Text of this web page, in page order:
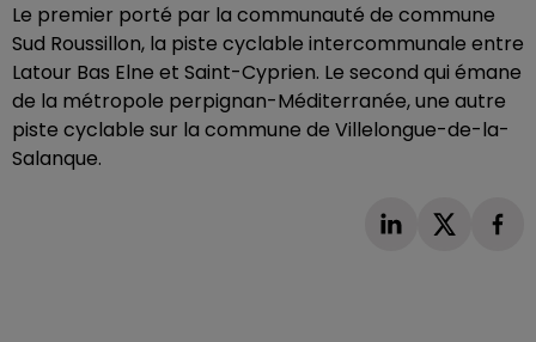
Le premier porté par la communauté de commune
Sud Roussillon, la piste cyclable intercommunale entre
Latour Bas Elne et Saint-Cyprien. Le second qui émane
de la métropole perpignan-Méditerranée, une autre
piste cyclable sur la commune de Villelongue-de-la-
Salanque.